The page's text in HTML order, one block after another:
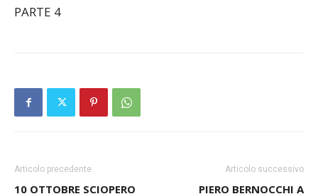
PARTE 4
Articolo precedente
10 OTTOBRE SCIOPERO
Articolo successivo
PIERO BERNOCCHI A